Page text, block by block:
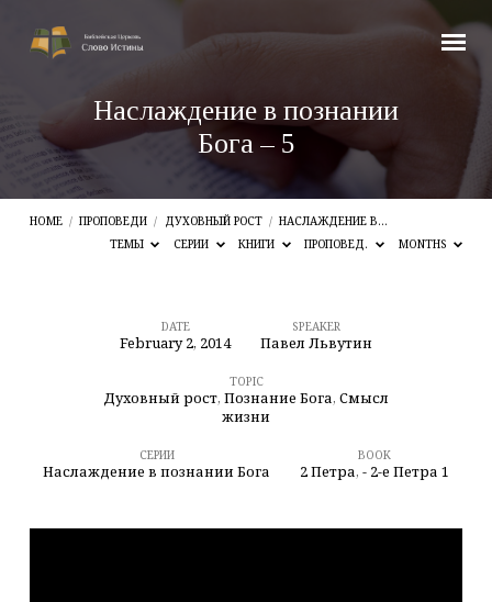
Наслаждение в познании
Бога – 5
HOME / ПРОПОВЕДИ / ДУХОВНЫЙ РОСТ / НАСЛАЖДЕНИЕ В…
ТЕМЫ
СЕРИИ КНИГИ ПРОПОВЕД. MONTHS
Наслаждение
DATE
February 2, 2014
SPEAKER
Павел Львутин
TOPIC
Духовный рост, Познание Бога, Смысл
жизни
СЕРИИ
Наслаждение в познании Бога
BOOK
2 Петра, - 2-е Петра 1